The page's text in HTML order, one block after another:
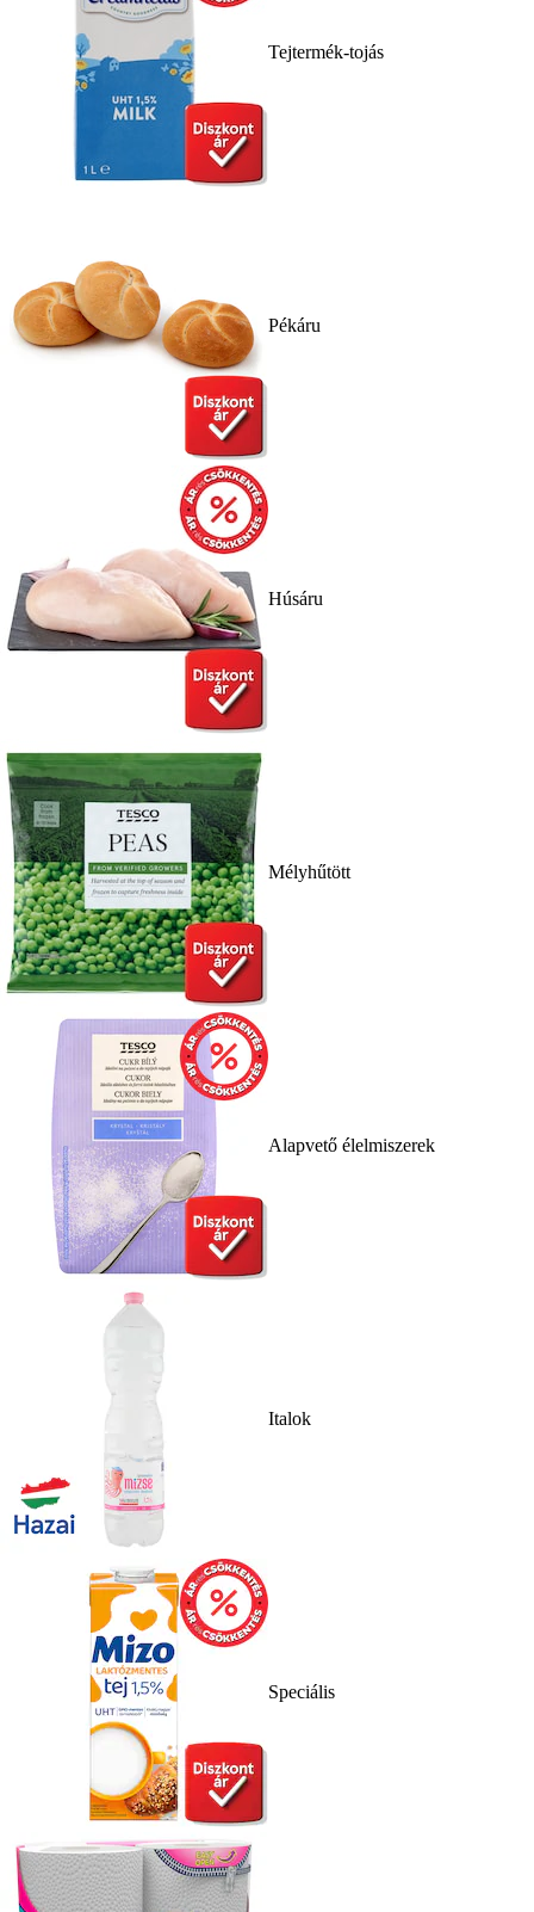
Tejtermék-tojás
Pékáru
Húsáru
Mélyhűtött
Alapvető élelmiszerek
Italok
Speciális